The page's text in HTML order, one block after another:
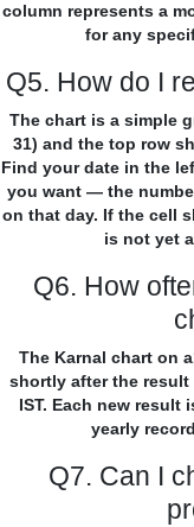
column represents a
for any
Q5. How do I
The chart is a simple
31) and the top row
Find your date in the
you want — the
on that day. If the cell
is not yet
Q6. How
The Karnal chart on
shortly after the result
IST. Each new result
yearly
Q7. Can I